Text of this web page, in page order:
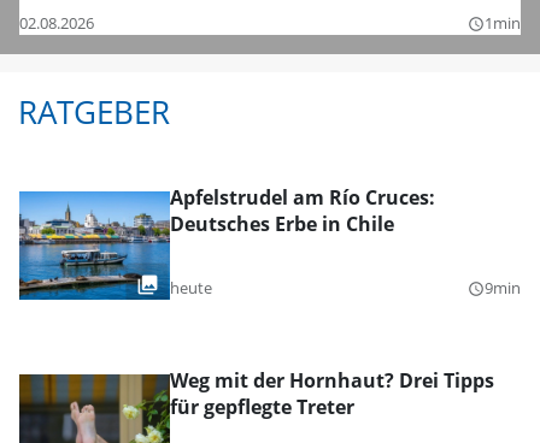
02.08.2026 query_builder1min
RATGEBER
Apfelstrudel am Río Cruces:
Deutsches Erbe in Chile
heute query_builder9min
Weg mit der Hornhaut? Drei Tipps
für gepflegte Treter